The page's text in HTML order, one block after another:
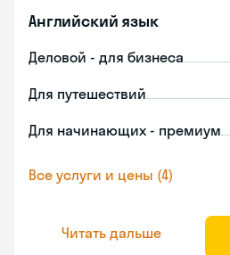
Английский язык
Деловой - для бизнеса
Для путешествий
Для начинающих - премиум
Все услуги и цены (4)
Читать дальше